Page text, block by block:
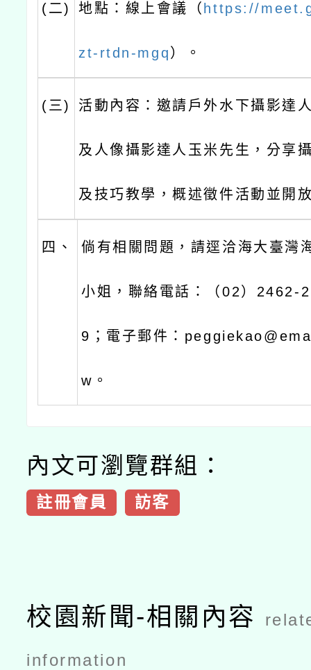
(二) 地點：線上會議（ https://
zt-rtdn-mgq ）。
(三) 活動內容：邀請戶外水下攝影達
及人像攝影達人玉米先生，分享
及技巧教學，概述徵件活動並開
四、 倘有相關問題，請逕洽海大臺灣
小姐，聯絡電話：（02）2462-
9；電子郵件：
w。
內文可瀏覽群組：
註冊會員 訪客
校園新聞-相關內容
information